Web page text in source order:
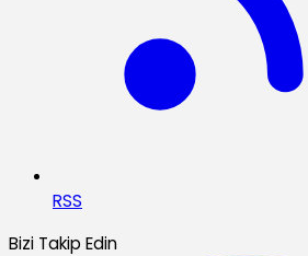
RSS
Bizi Takip Edin